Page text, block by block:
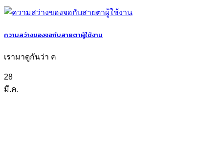
ความสว่างของจอกับสายตาผู้ใช้งาน
เรามาดูกันว่า ค
28
มี.ค.